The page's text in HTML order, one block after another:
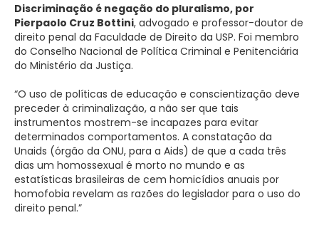
Discriminação é negação do pluralismo, por
Pierpaolo Cruz Bottini, advogado e professor-doutor de
direito penal da Faculdade de Direito da USP. Foi membro
do Conselho Nacional de Política Criminal e Penitenciária
do Ministério da Justiça.
“O uso de políticas de educação e conscientização deve
preceder à criminalização, a não ser que tais
instrumentos mostrem-se incapazes para evitar
determinados comportamentos. A constatação da
Unaids (órgão da ONU, para a Aids) de que a cada três
dias um homossexual é morto no mundo e as
estatísticas brasileiras de cem homicídios anuais por
homofobia revelam as razões do legislador para o uso do
direito penal.”